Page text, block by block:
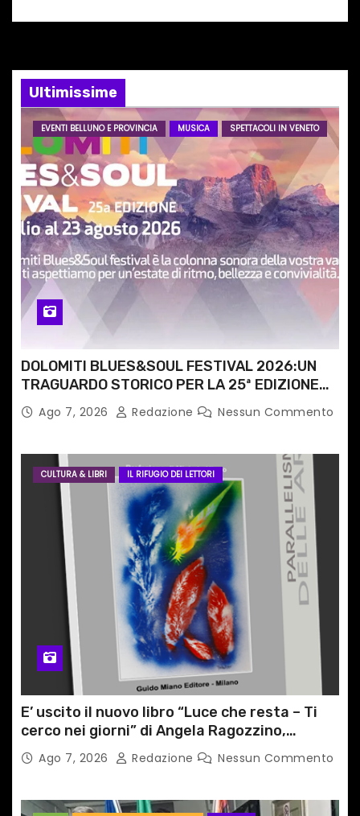
n
a
r
t
i
c
o
l
i
Ultimissime
EVENTI BELLUNO E PROVINCIA MUSICA SPETTACOLI IN VENETO
DOLOMITI BLUES&SOUL FESTIVAL 2026:UN
TRAGUARDO STORICO PER LA 25ª EDIZIONE
TRA LE CIME PATRIMONIO UNESCO
Ago 7, 2026 Redazione Nessun Commento
CULTURA & LIBRI IL RIFUGIO DEI LETTORI
E’ uscito il nuovo libro “Luce che resta – Ti
cerco nei giorni” di Angela Ragozzino,
medico primario di Capua
Ago 7, 2026 Redazione Nessun Commento